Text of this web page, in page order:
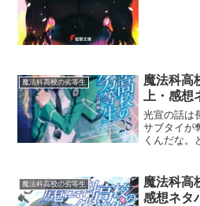
魔法科高校の劣等生
魔法科高
上・感想
光宣の話は
サブタイが
くんだな。
るだろうに
だろうけど
魔法科高校の劣等生
魔法科高
感想ネタ